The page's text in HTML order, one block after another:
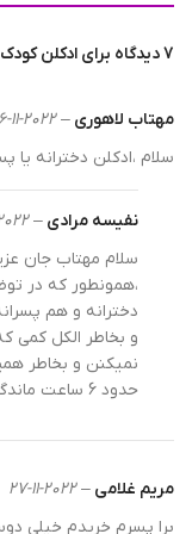
7 دیدگاه برای ادکلن کودک
مهتاب لاهوری –
2022-11-26
سلام ،ادکلن دخترانه یا
نفیسه مرادی –
12-14
سلام مهتاب جان
،همونطور که در
دخترانه و هم
و بخاطر الکل کمی
نمیکنن و بخاطر
حدود 6 ساعت ماندگاری دارن
مریم غلامی –
2022-11-27
برا پسرم خریدم خیلی